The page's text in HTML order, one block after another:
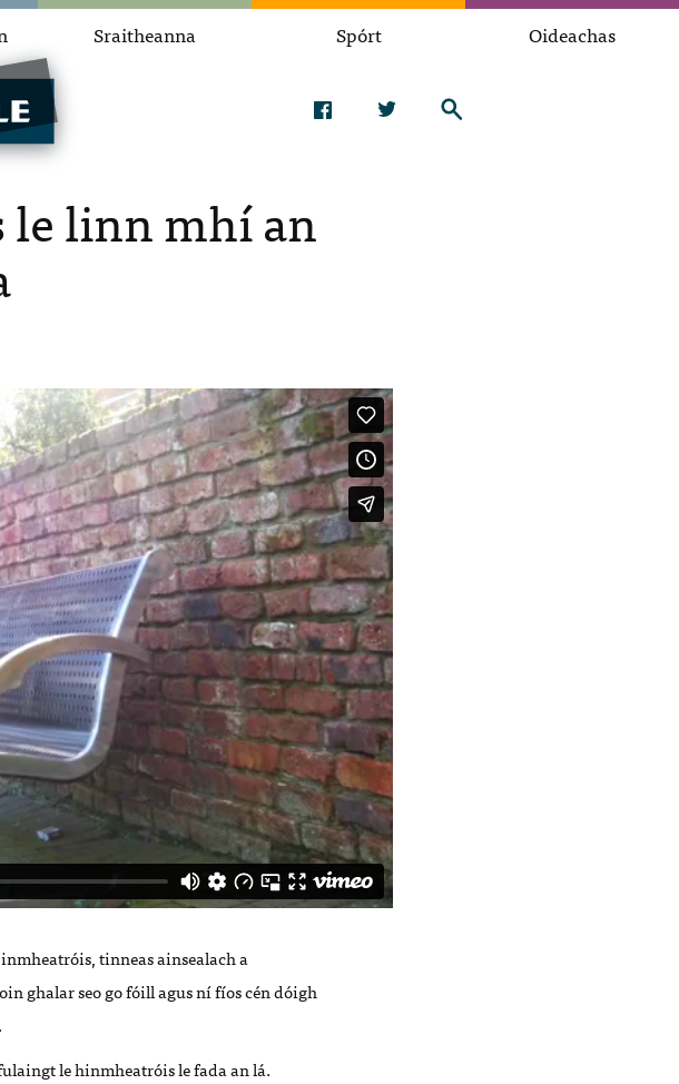
Sraitheanna Spórt Oideachas
linn mhí an
tinneas ainsealach a
ghalar seo go fóill agus ní fíos cén dóigh
le hinmheatróis le fada an lá.